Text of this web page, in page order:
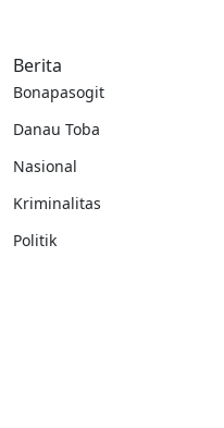
Berita
Bonapasogit
Danau Toba
Nasional
Kriminalitas
Politik